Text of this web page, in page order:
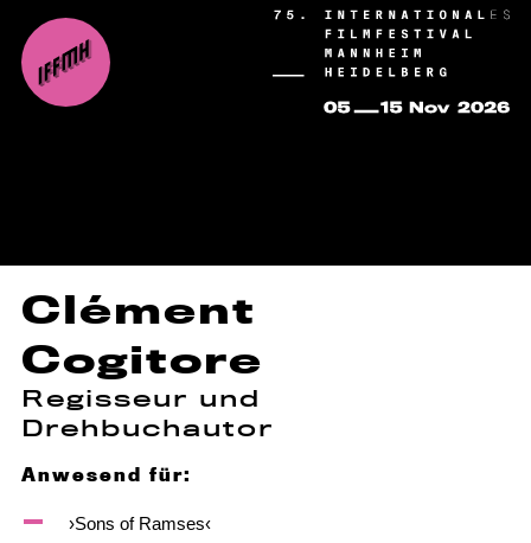
Clément
Cogitore
Regisseur und
Drehbuchautor
Anwesend für:
›Sons of Ramses‹